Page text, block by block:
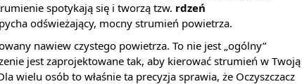
spotykają się i tworzą tzw. rdzeń
odświeżający, mocny strumień powietrza.
nawiew czystego powietrza. To nie jest „ogólny”
jest zaprojektowane tak, aby kierować strumień w Twoją
wielu osób to właśnie ta precyzja sprawia, że Oczyszczacz